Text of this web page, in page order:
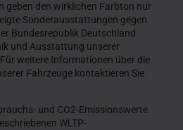
geben den wirklichen Farbton nur
Sonderausstattungen gegen
Bundesrepublik Deutschland
und Ausstattung unserer
weitere Informationen über die
Fahrzeuge kontaktieren Sie
und CO2-Emissionswerte
WLTP-